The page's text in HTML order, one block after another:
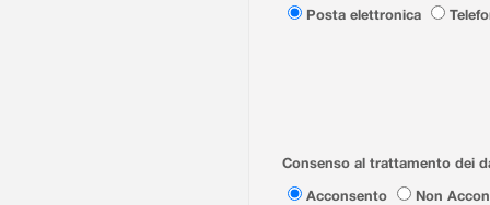
Posta elettronica
Consenso al trattamento dei
Acconsento
Non